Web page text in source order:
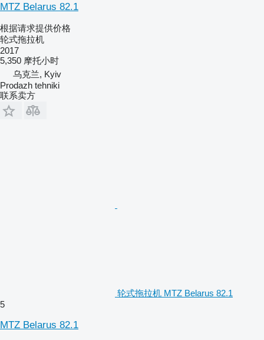
MTZ Belarus 82.1
根据请求提供价格
轮式拖拉机
2017
5,350 摩托小时
乌克兰, Kyiv
Prodazh tehniki
联系卖方
轮式拖拉机 MTZ Belarus 82.1
5
MTZ Belarus 82.1